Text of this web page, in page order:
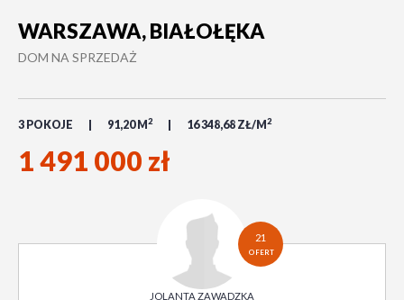
WARSZAWA, BIAŁOŁĘKA
DOM NA SPRZEDAŻ
3 POKOJE 91,20 M 2 16 348,68 ZŁ/M 2
1 491 000 zł
21
OFERT
JOLANTA ZAWADZKA